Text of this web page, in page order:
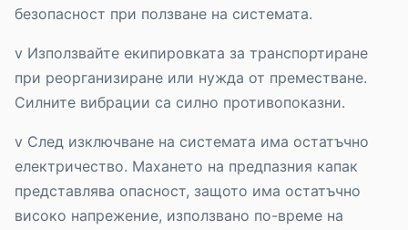
безопасност при ползване на системата.
v Използвайте екипировката за транспортиране
при реорганизиране или нужда от преместване.
Силните вибрации са силно противопоказни.
v След изключване на системата има остатъчно
електричество. Махането на предпазния капак
представлява опасност, защото има остатъчно
високо напрежение, използвано по-време на